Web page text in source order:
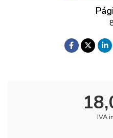
IVA